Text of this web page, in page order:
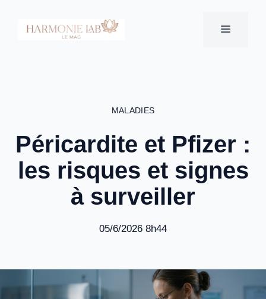
contenu
MENU
MALADIES
Péricardite et Pfizer :
les risques et signes
à surveiller
05/6/2026 8h44